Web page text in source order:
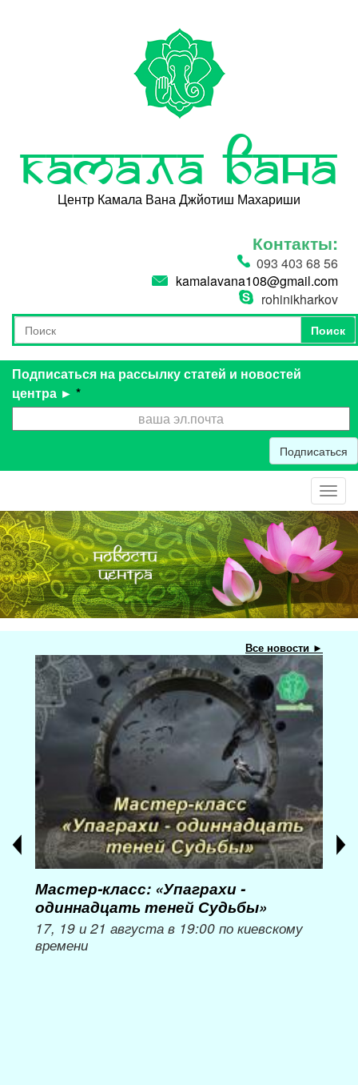
Камала Вана
Центр Камала Вана Джйотиш Махариши
Контакты:
093 403 68 56
kamalavana108@gmail.com
rohinikharkov
Форма поиска
Поиск
Поиск
Подписаться на рассылку статей и новостей
центра ► *
Подписаться
Все новости ►
Мастер-класс: «Упаграхи -
одиннадцать теней Судьбы»
17, 19 и 21 августа в 19:00 по киевскому
времени